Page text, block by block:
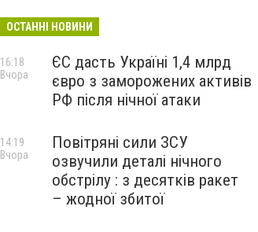
ОСТАННІ НОВИНИ
ЄС дасть Україні 1,4 млрд
євро з заморожених активів
РФ після нічної атаки
16:18
Вчора
Повітряні сили ЗСУ
озвучили деталі нічного
обстрілу : з десятків ракет
– жодної збитої
14:19
Вчора